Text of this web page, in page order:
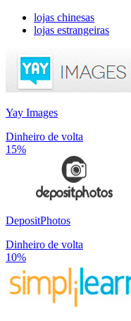
lojas chinesas
lojas estrangeiras
Yay Images
Dinheiro de volta
15%
DepositPhotos
Dinheiro de volta
10%